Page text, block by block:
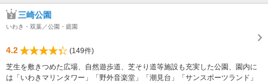
三崎公園
いわき・双葉／公園・庭園
4.2
(149件)
芝生を敷きつめた広場、自然遊歩道、芝そり道等施設も充実した公園、園内に
は「いわきマリンタワー」「野外音楽堂」「潮見台」「サンスポーツランド」